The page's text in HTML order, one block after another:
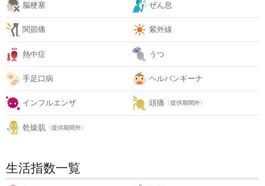
脳梗塞 ぜん息
関節痛 紫外線
熱中症 うつ
手足口病 ヘルパンギーナ
インフルエンザ 頭痛 〈提供期間外〉
乾燥肌 〈提供期間外〉
生活指数一覧